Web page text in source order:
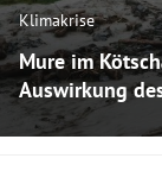
Klimakrise
Mure im
Auswirkung